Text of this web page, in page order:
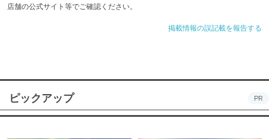
店舗の公式サイト等でご確認ください。
掲載情報の誤記載を報告する
ピックアップ PR